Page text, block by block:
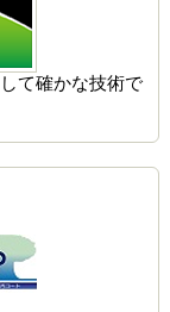
て確かな技術で